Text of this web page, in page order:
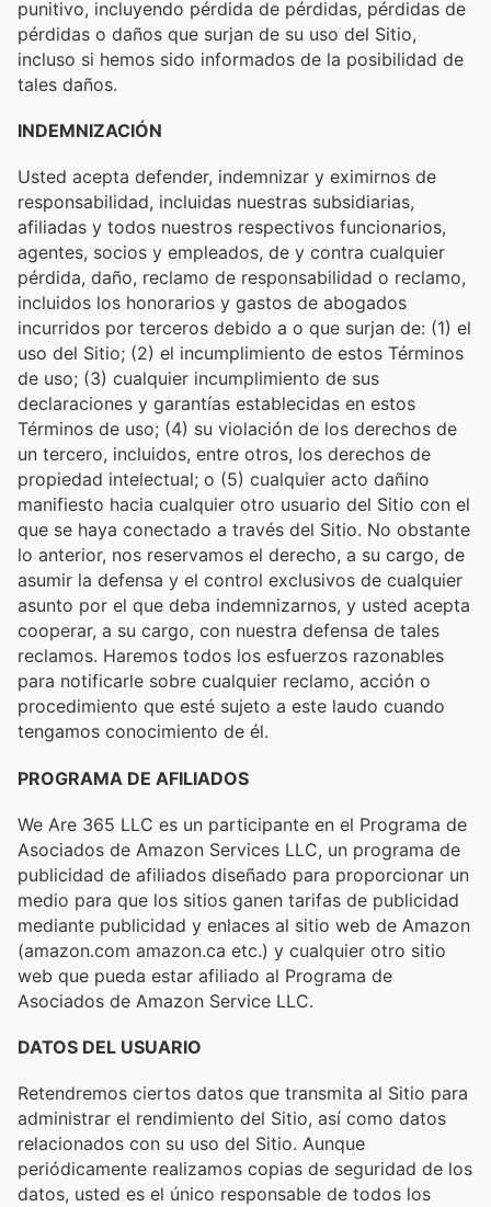
punitivo, incluyendo pérdida de pérdidas, pérdidas de
pérdidas o daños que surjan de su uso del Sitio,
incluso si hemos sido informados de la posibilidad de
tales daños.
INDEMNIZACIÓN
Usted acepta defender, indemnizar y eximirnos de
responsabilidad, incluidas nuestras subsidiarias,
afiliadas y todos nuestros respectivos funcionarios,
agentes, socios y empleados, de y contra cualquier
pérdida, daño, reclamo de responsabilidad o reclamo,
incluidos los honorarios y gastos de abogados
incurridos por terceros debido a o que surjan de: (1) el
uso del Sitio; (2) el incumplimiento de estos Términos
de uso; (3) cualquier incumplimiento de sus
declaraciones y garantías establecidas en estos
Términos de uso; (4) su violación de los derechos de
un tercero, incluidos, entre otros, los derechos de
propiedad intelectual; o (5) cualquier acto dañino
manifiesto hacia cualquier otro usuario del Sitio con el
que se haya conectado a través del Sitio. No obstante
lo anterior, nos reservamos el derecho, a su cargo, de
asumir la defensa y el control exclusivos de cualquier
asunto por el que deba indemnizarnos, y usted acepta
cooperar, a su cargo, con nuestra defensa de tales
reclamos. Haremos todos los esfuerzos razonables
para notificarle sobre cualquier reclamo, acción o
procedimiento que esté sujeto a este laudo cuando
tengamos conocimiento de él.
PROGRAMA DE AFILIADOS
We Are 365 LLC es un participante en el Programa de
Asociados de Amazon Services LLC, un programa de
publicidad de afiliados diseñado para proporcionar un
medio para que los sitios ganen tarifas de publicidad
mediante publicidad y enlaces al sitio web de Amazon
(amazon.com amazon.ca etc.) y cualquier otro sitio
web que pueda estar afiliado al Programa de
Asociados de Amazon Service LLC.
DATOS DEL USUARIO
Retendremos ciertos datos que transmita al Sitio para
administrar el rendimiento del Sitio, así como datos
relacionados con su uso del Sitio. Aunque
periódicamente realizamos copias de seguridad de los
datos, usted es el único responsable de todos los